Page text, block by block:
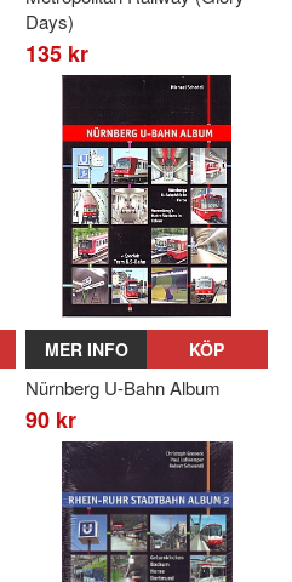
Days)
135 kr
MER INFO KÖP
Nürnberg U-Bahn Album
90 kr